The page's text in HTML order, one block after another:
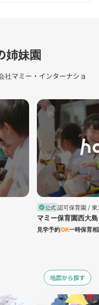
姉妹園
社マミー・インターナショ
verified公式認可保育園 /東
マミー保育園西大島
見学予約OK一時保育
地図から探す